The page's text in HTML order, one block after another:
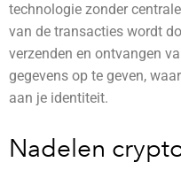
technologie zonder
van de transacties wordt
verzenden en ontvangen
gegevens op te geven,
aan je identiteit.
Nadelen